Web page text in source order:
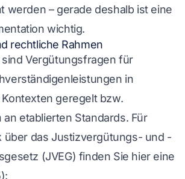
werden – gerade deshalb ist eine
wichtig.
rechtliche Rahmen
Vergütungsfragen für
in
geregelt bzw.
etablierten Standards. Für
über das Justizvergütungs- und -
(JVEG) finden Sie hier eine